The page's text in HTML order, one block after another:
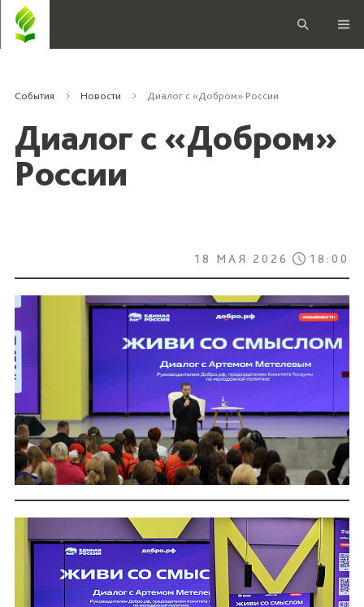
События Новости Диалог с «Добром» России
Диалог с «Добром»
России
18 МАЯ 2026 18:00